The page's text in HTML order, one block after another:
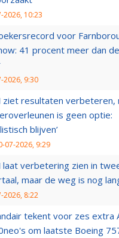
2026, 10:23
voor
41 procent meer dan
2026, 9:30
ziet resultaten verbeteren,
is geen optie:
blijven’
07-2026, 9:29
laat verbetering zien in
maar de weg is nog
2026, 8:22
tekent voor zes extra
om laatste Boeing